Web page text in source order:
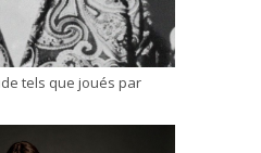
tels que joués par